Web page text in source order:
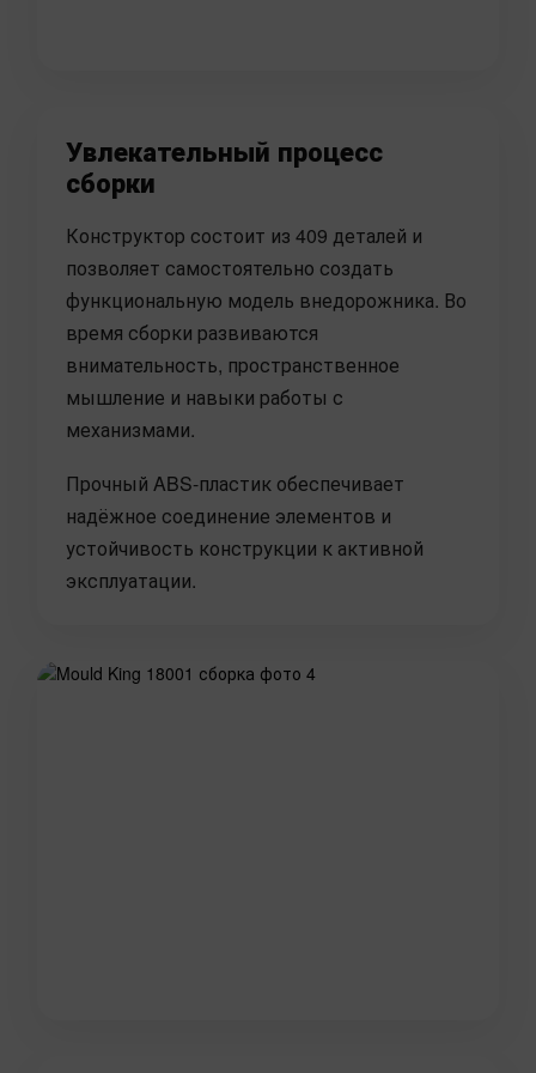
Увлекательный процесс
сборки
Конструктор состоит из 409 деталей и
позволяет самостоятельно создать
функциональную модель внедорожника. Во
время сборки развиваются
внимательность, пространственное
мышление и навыки работы с
механизмами.
Прочный ABS-пластик обеспечивает
надёжное соединение элементов и
устойчивость конструкции к активной
эксплуатации.